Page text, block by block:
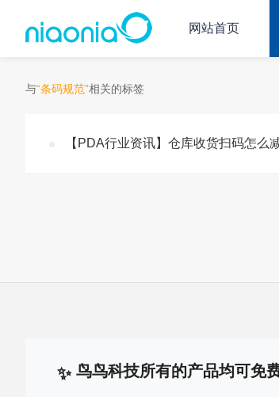
网站首页
与“条码规范”相关的标签
【PDA行业资讯】仓库收货扫码怎
鸟鸟科技所有的产品均可免